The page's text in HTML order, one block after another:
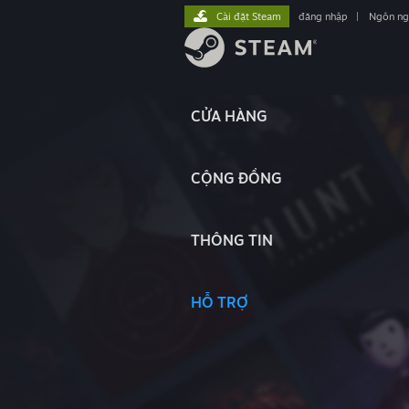
CỬA HÀNG
CỘNG ĐỒNG
THÔNG TIN
HỖ TRỢ
Cài đặt Steam đăng nhập Ngôn